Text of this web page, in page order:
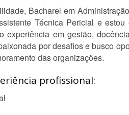
Bacharel em
Técnica Pericial e
experiência em gestão,
por desafios e busco
das organizações.
profissional: